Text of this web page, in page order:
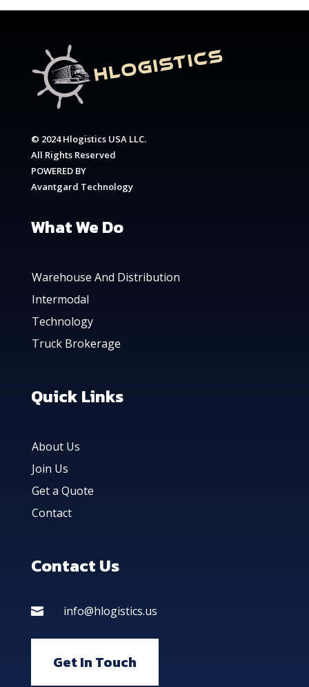
© 2024 Hlogistics USA LLC.
All Rights Reserved
POWERED BY
Avantgard Technology
What We Do
Warehouse And Distribution
Intermodal
Technology
Truck Brokerage
Quick Links
About Us
Join Us
Get a Quote
Contact
Contact Us
 info@hlogistics.us
Get In Touch